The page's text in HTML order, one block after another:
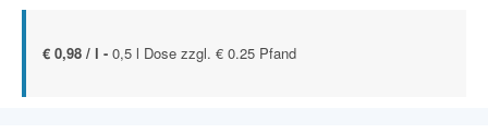
€ 0,98 / l - 0,5 l Dose zzgl. € 0.25 Pfand